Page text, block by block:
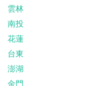
雲林
南投
花蓮
台東
澎湖
金門